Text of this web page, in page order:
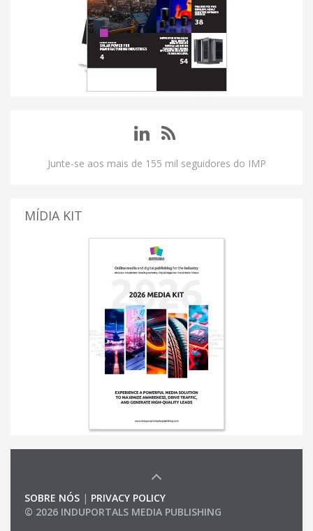
Junte-se aos mais de 155 mil seguidores do IMP
MÍDIA KIT
SOBRE NÓS | PRIVACY POLICY
© 2026 INDUPORTALS MEDIA PUBLISHING